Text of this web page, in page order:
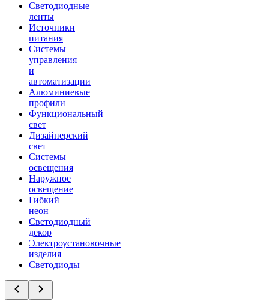
Светодиодные
ленты
Источники
питания
Системы
управления
и
автоматизации
Алюминиевые
профили
Функциональный
свет
Дизайнерский
свет
Системы
освещения
Наружное
освещение
Гибкий
неон
Светодиодный
декор
Электроустановочные
изделия
Светодиоды